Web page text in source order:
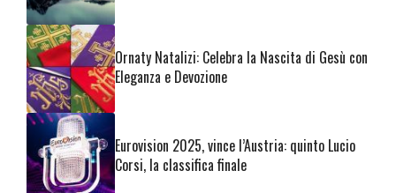
Ornaty Natalizi: Celebra la Nascita di Gesù con
Eleganza e Devozione
Eurovision 2025, vince l’Austria: quinto Lucio
Corsi, la classifica finale